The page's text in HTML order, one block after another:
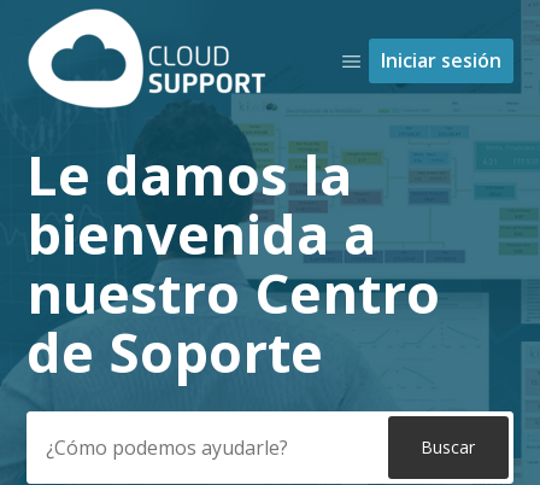
Iniciar sesión
Búsqueda
Le damos la
bienvenida a
nuestro Centro
de Soporte